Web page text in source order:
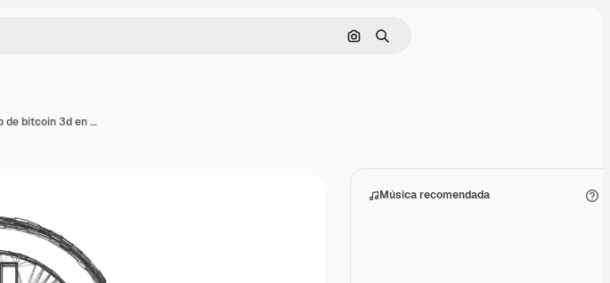
Buscar por imagen
Buscar
Música recomendada
3d marco de alambre negro girar y ensamblar en un símbolo de bitcoin 3d en anillo como moneda. 4k 3d animación limpia en fondo blanco